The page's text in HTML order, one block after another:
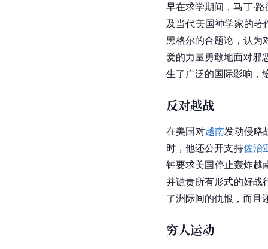
早在求学期间，马丁·路
及当代美国神学家的著
黑格尔的合题论，认为
爱的力量勇敢地面对邪
生了广泛的国际影响，
反对越战
在美国对越南发动侵略
时，他还公开支持佐治
钟要求美国停止轰炸越
并谴责所有形式的好战
了洲际间的仇恨，而且
穷人运动